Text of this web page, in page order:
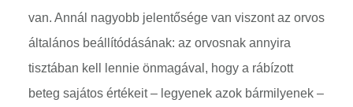
van. Annál nagyobb jelentősége van viszont az orvos
általános beállítódásának: az orvosnak annyira
tisztában kell lennie önmagával, hogy a rábízott
beteg sajátos értékeit – legyenek azok bármilyenek –